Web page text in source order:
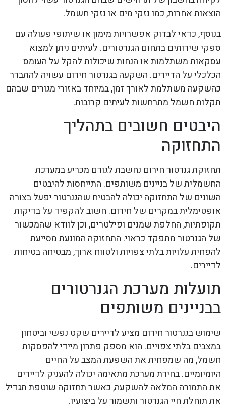
הוצאות אחרות, כמו נזקי מים או נזקי חשמל.
בנוסף, כדאי לבדוק אפשרויות מימון או שיתופי פעולה עם
ספקי שירותים בתחום הגנרטורים. לעיתים ניתן למצוא
עסקאות משתלמות או הנחות שיכולות להקל על העומס
הכלכלי על הדיירים. השקעה בגנרטור חירום עשויה להתברר
כהשקעה משתלמת לאורך זמן, במיוחד באזורי מגורים שבהם
תקלות חשמל מתרחשות לעיתים קרובות.
היבטים חשובים בתהליך
התחזוקה
תחזוקת גנרטור חירום נחשבת לגורם מכריע במערכת
החשמלית של בניינים משותפים. התייחסות להיבטים
השונים של התחזוקה יכולה להבטיח שהגנרטור יפעל בצורה
אופטימלית במקרים של חירום. חשוב להקפיד על בדיקות
תקופתיות, החלפת שמנים ופילטרים, וכן לוודא שהמכשור
של הגנרטור מתפקד כראוי. התחזוקה המונעת מסייעת
להפחית עלויות בלתי צפויות ולטווח ארוך, מבטיחה בטיחות
לדיירים.
תועלות מערכת הגנרטורים
בבניינים משותפים
שימוש בגנרטור חירום מציע לדיירים שקט נפשי וביטחון
במצבים בלתי צפויים. הוא מספק פתרון מיידי להפסקות
חשמל, מה שמפחית את השפעת המצב על החיים
היומיומיים. בחירת מערכת מתאימה יכולה להעניק לדיירים
את התמורה המלאה להשקעה, כאשר תחזוקה שוטפת תגדיל
את תוחלת חיי הגנרטור ותשמור על ביצועיו.